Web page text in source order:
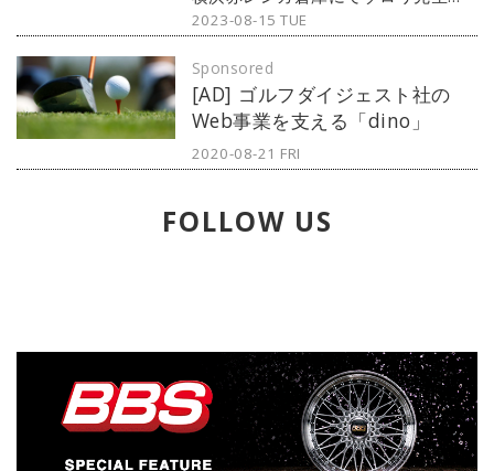
恐竜イベント「かいけつゾロリ どき
れているので行って来ました。ゾロ
リワールドならではの恐竜クイズに
懐かしさ満載！ レポートしていきま
す。
2023-08-15 TUE
[AD] ゴルフダイジェスト社の
Web事業を支える「dino」
Sponsored
2020-08-21 FRI
FOLLOW US